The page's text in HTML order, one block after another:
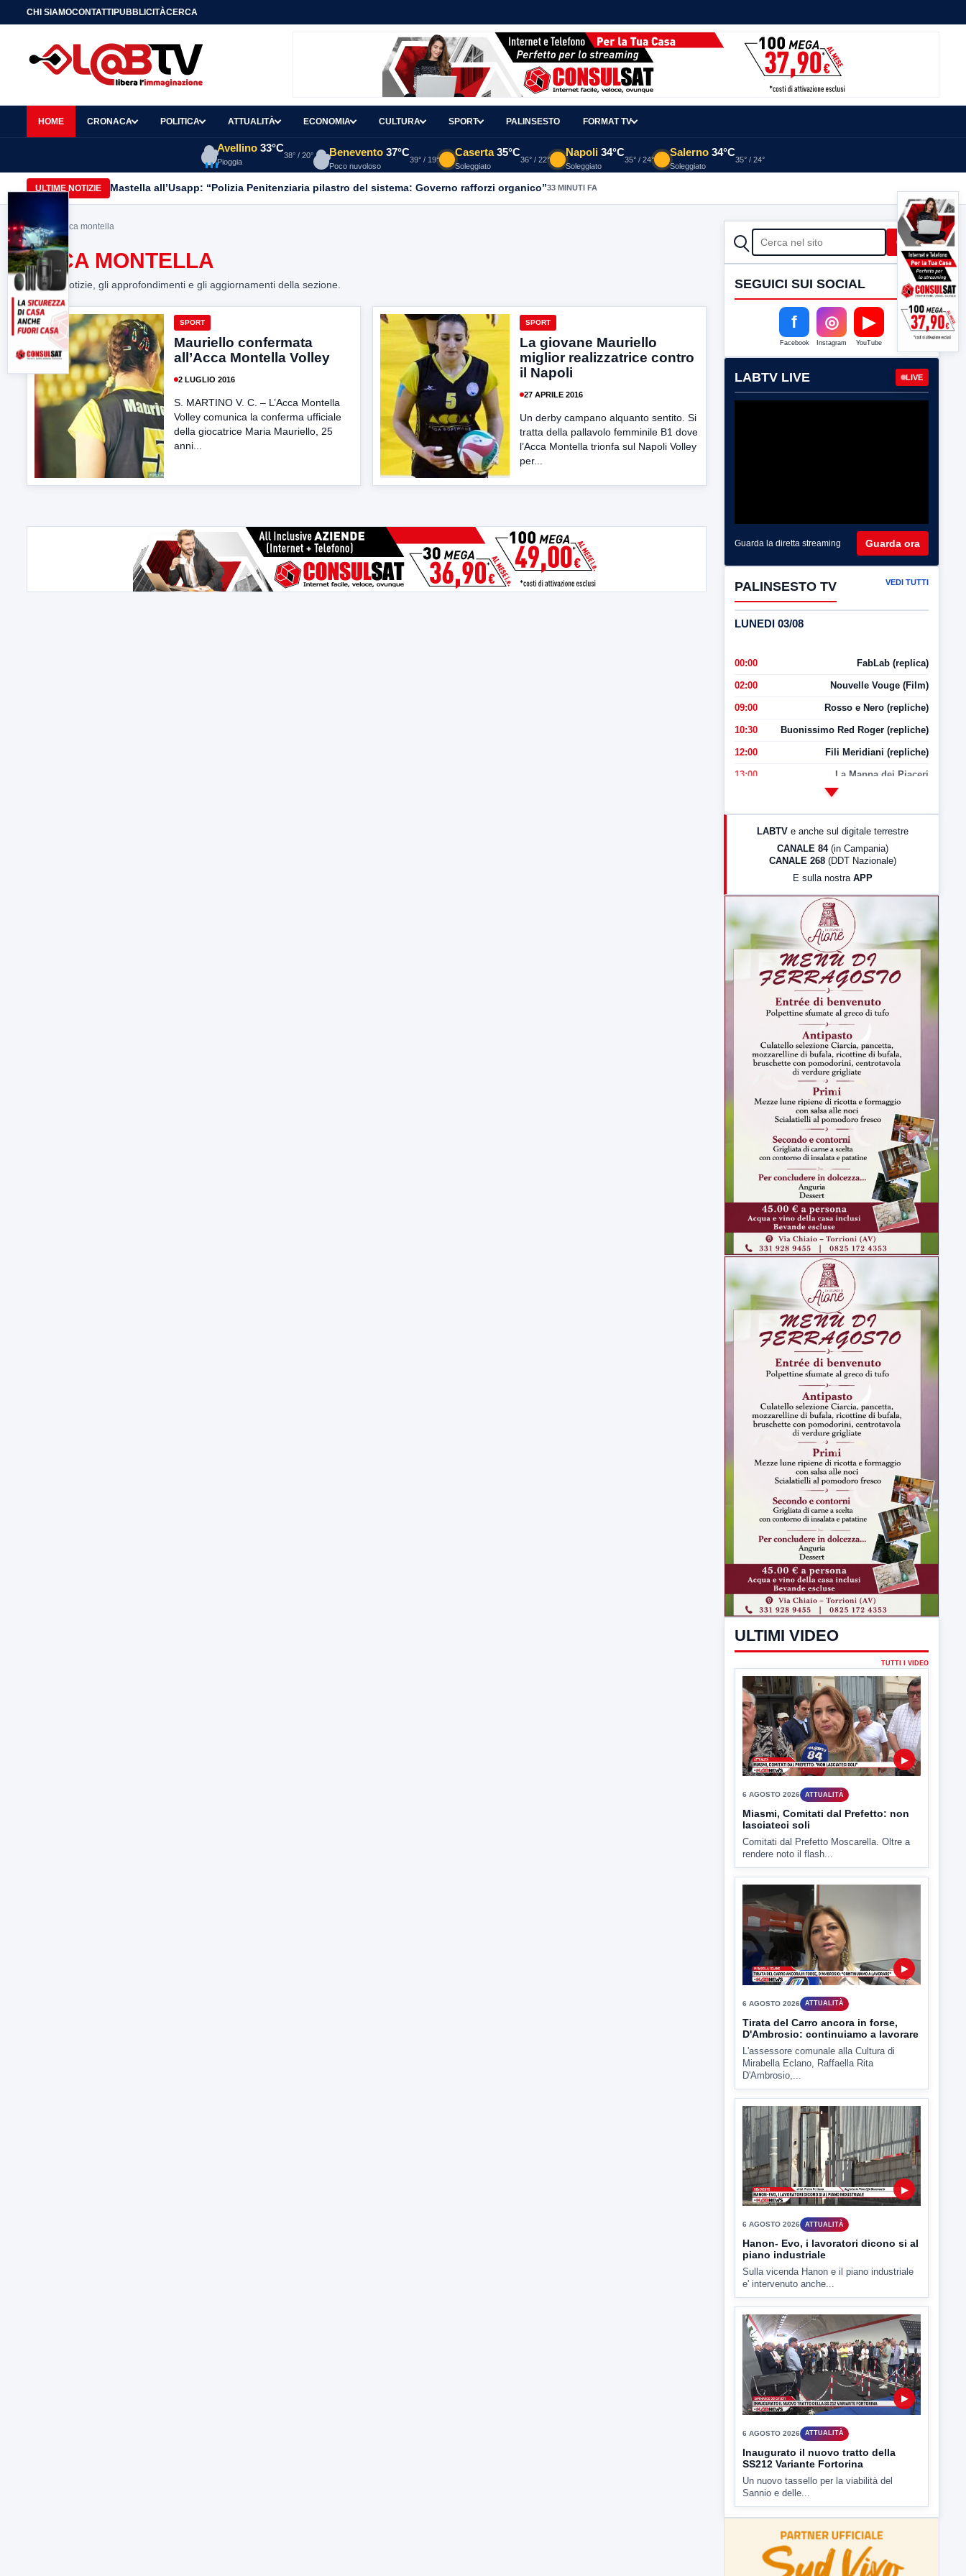
CHI SIAMOCONTATTIPUBBLICITÀCERCA
HOME CRONACA POLITICA ATTUALITÀ ECONOMIA CULTURA SPORT PALINSESTO FORMAT TV
Avellino 33°C
Pioggia
38° / 20° Benevento 37°C
Poco nuvoloso
39° / 19°
Caserta 35°C
Soleggiato
36° / 22°
Napoli 34°C
Soleggiato
35° / 24°
Salerno 34°C
Soleggiato
35° / 24°
ULTIME NOTIZIE Mastella all’Usapp: “Polizia Penitenziaria pilastro del sistema: Governo rafforzi organico”33 MINUTI FA
Home> acca montella
ACCA MONTELLA
Tutte le notizie, gli approfondimenti e gli aggiornamenti della sezione.
SPORT
Mauriello confermata
all’Acca Montella Volley
2 LUGLIO 2016
S. MARTINO V. C. – L’Acca Montella
Volley comunica la conferma ufficiale
della giocatrice Maria Mauriello, 25
anni...
SPORT
La giovane Mauriello
miglior realizzatrice contro
il Napoli
27 APRILE 2016
Un derby campano alquanto sentito. Si
tratta della pallavolo femminile B1 dove
l’Acca Montella trionfa sul Napoli Volley
per...
CERCA Cerca
SEGUICI SUI SOCIAL
f
Facebook
◎
Instagram
▶
YouTube
LABTV LIVE LIVE
Guarda la diretta streaming Guarda ora
PALINSESTO TV VEDI TUTTI
LUNEDI 03/08
00:00 FabLab (replica)
02:00 Nouvelle Vouge (Film)
09:00 Rosso e Nero (repliche)
10:30 Buonissimo Red Roger (repliche)
12:00 Fili Meridiani (repliche)
13:00 La Mappa dei Piaceri
LabNews (Diretta)
LabNews (replica)
LABTV e anche sul digitale terrestre
CANALE 84 (in Campania)
CANALE 268 (DDT Nazionale)
E sulla nostra APP
ULTIMI VIDEO
TUTTI I VIDEO
▶
6 AGOSTO 2026 ATTUALITÀ
Miasmi, Comitati dal Prefetto: non
lasciateci soli
Comitati dal Prefetto Moscarella. Oltre a
rendere noto il flash...
▶
6 AGOSTO 2026 ATTUALITÀ
Tirata del Carro ancora in forse,
D'Ambrosio: continuiamo a lavorare
L'assessore comunale alla Cultura di
Mirabella Eclano, Raffaella Rita
D'Ambrosio,...
6 AGOSTO 2026 ATTUALITÀ
Hanon- Evo, i lavoratori dicono si al
piano industriale
Sulla vicenda Hanon e il piano industriale
e' intervenuto anche...
▶
6 AGOSTO 2026 ATTUALITÀ
Inaugurato il nuovo tratto della
SS212 Variante Fortorina
Un nuovo tassello per la viabilità del
Sannio e delle...